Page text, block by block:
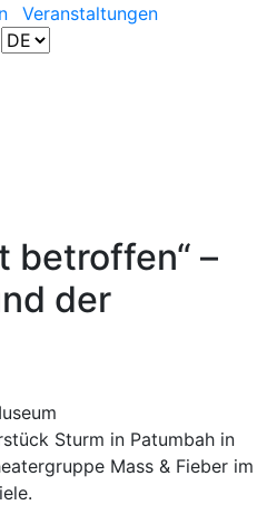
Veranstaltungen
betroffen“ –
der
Sturm in Patumbah in
Mass & Fieber im